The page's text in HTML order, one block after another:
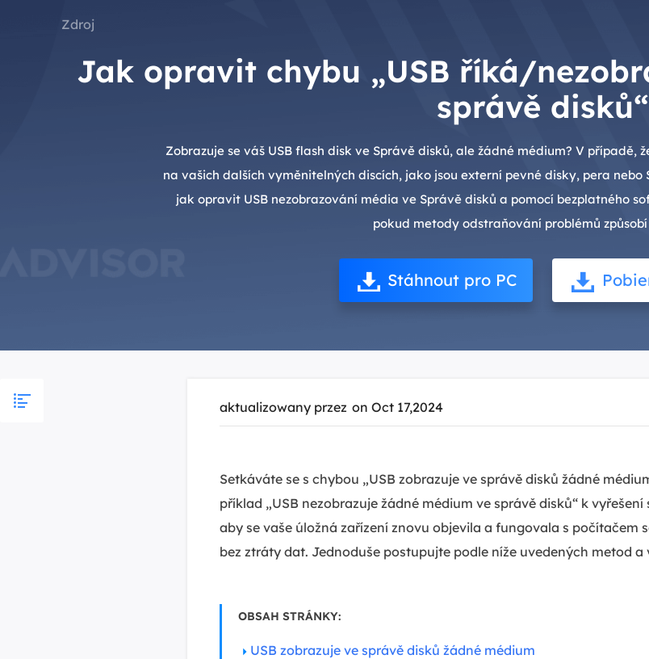
Zdroj
Jak opravit chybu „USB říká/
správě disků“
Zobrazuje se váš USB flash disk ve Správě disků, ale žádné médium? V případě,
na vašich dalších vyměnitelných discích, jako jsou externí pevné disky, pera
jak opravit USB nezobrazování média ve Správě disků a pomocí bezplatného
pokud metody odstraňování problémů
Stáhnout pro PC
aktualizowany przez on Oct 17,2024
Setkáváte se s chybou „USB zobrazuje ve správě disků žádné
příklad „USB nezobrazuje žádné médium ve správě disků“ k
aby se vaše úložná zařízení znovu objevila a fungovala s počítačem
bez ztráty dat. Jednoduše postupujte podle níže uvedených metod a
OBSAH STRÁNKY:
USB zobrazuje ve správě disků žádné médium